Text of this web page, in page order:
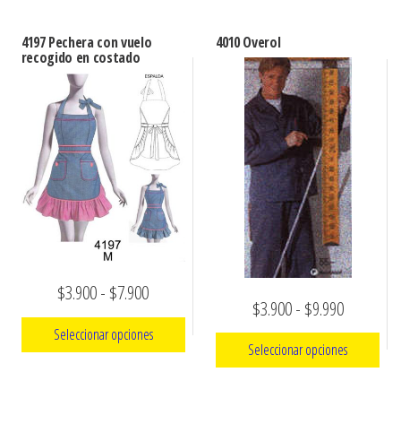
4197 Pechera con vuelo
recogido en costado
$3.900- $7.900Rango
de
precios:
Seleccionar opciones
4010 Overol
$3.900- $9.990Rango
de
precios:
Seleccionar opciones